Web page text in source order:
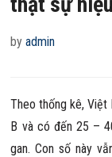
byadmin
Theo thống kê,
B và có đến 25 –
gan. Con số này